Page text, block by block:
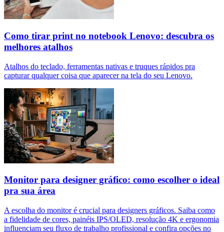
Como tirar print no notebook Lenovo: descubra os
melhores atalhos
Atalhos do teclado, ferramentas nativas e truques rápidos pra
capturar qualquer coisa que aparecer na tela do seu Lenovo.
Monitor para designer gráfico: como escolher o ideal
pra sua área
A escolha do monitor é crucial para designers gráficos. Saiba como
a fidelidade de cores, painéis IPS/OLED, resolução 4K e ergonomia
influenciam seu fluxo de trabalho profissional e confira opções no